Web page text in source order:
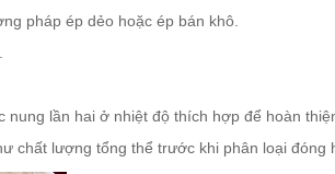
pháp ép dẻo hoặc ép bán khô.
lần hai ở nhiệt độ thích hợp để hoàn
chất lượng tổng thể trước khi phân loại đóng